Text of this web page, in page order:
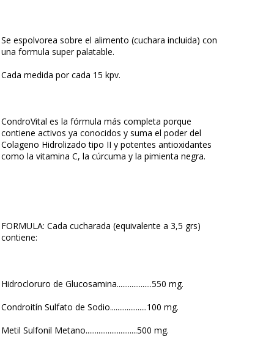
Se espolvorea sobre el alimento (cuchara incluida) con
una formula super palatable.
Cada medida por cada 15 kpv.
CondroVital es la fórmula más completa porque
contiene activos ya conocidos y suma el poder del
Colageno Hidrolizado tipo II y potentes antioxidantes
como la vitamina C, la cúrcuma y la pimienta negra.
FORMULA: Cada cucharada (equivalente a 3,5 grs)
contiene:
Hidrocloruro de Glucosamina...................550 mg.
Condroitín Sulfato de Sodio....................100 mg.
Metil Sulfonil Metano............................500 mg.